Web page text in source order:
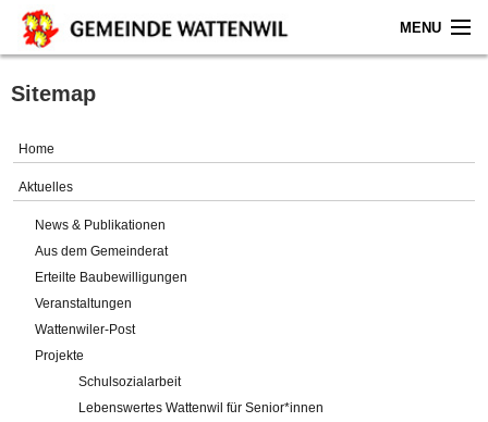
MENU
Home
Gemeinde
Verwaltung
Online-Service
Sitemap
Home
Aktuelles
News & Publikationen
Aus dem Gemeinderat
Erteilte Baubewilligungen
Veranstaltungen
Wattenwiler-Post
Projekte
Schulsozialarbeit
Lebenswertes Wattenwil für Senior*innen